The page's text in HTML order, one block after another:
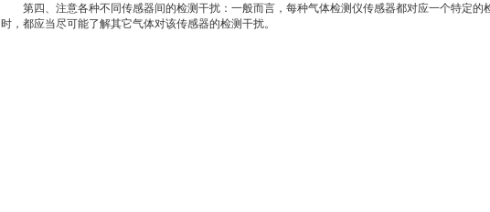
第四、注意各种不同传感器间的检测干扰：一般而言，每种气体检测仪传感器都对应一个特定的
时，都应当尽可能了解其它气体对该传感器的检测干扰。